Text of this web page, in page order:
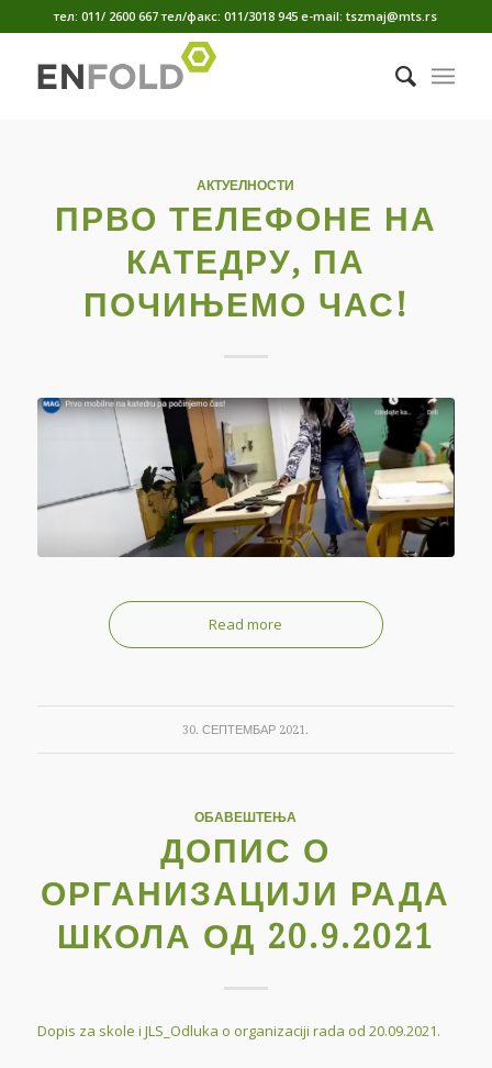
тел: 011/ 2600 667 тел/факс: 011/3018 945 е-mail: tszmaj@mts.rs
АКТУЕЛНОСТИ
ПРВО ТЕЛЕФОНЕ НА
КАТЕДРУ, ПА
ПОЧИЊЕМО ЧАС!
Read more
30. СЕПТЕМБАР 2021.
ОБАВЕШТЕЊА
ДОПИС О
ОРГАНИЗАЦИЈИ РАДА
ШКОЛА ОД 20.9.2021
Dopis za skole i JLS_Odluka o organizaciji rada od 20.09.2021.